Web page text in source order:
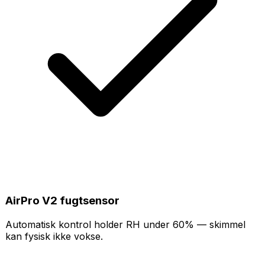
AirPro V2 fugtsensor
Automatisk kontrol holder RH under 60% — skimmel
kan fysisk ikke vokse.